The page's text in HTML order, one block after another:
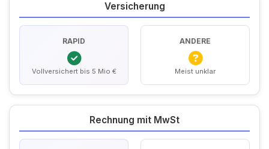
Versicherung
RAPID
Vollversichert bis 5 Mio €
ANDERE
Meist unklar
Rechnung mit MwSt